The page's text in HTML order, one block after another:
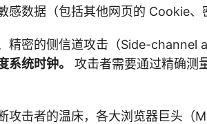
感数据（包括其他网页的 Cookie、
精密的侧信道攻击（Side-channel
系统时钟。
攻击者需要通过精确测
攻击者的温床，各大浏览器巨头（